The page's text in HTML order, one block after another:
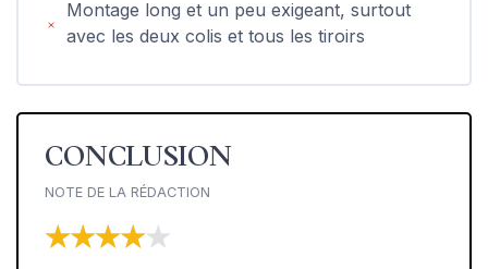
Montage long et un peu exigeant, surtout
avec les deux colis et tous les tiroirs
CONCLUSION
NOTE DE LA RÉDACTION
★★★★★
★★★★★